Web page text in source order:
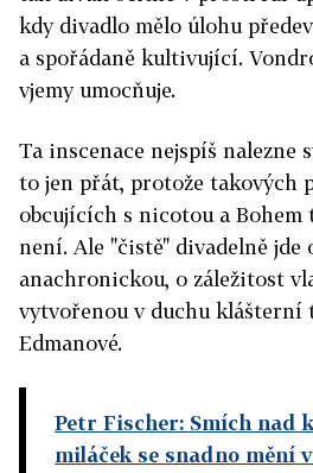
kdy divadlo mělo úlohu
a spořádaně kultivující.
vjemy umocňuje.
Ta inscenace nejspíš nalezne
to jen přát, protože takových
obcujících s nicotou a
není. Ale "čistě" divadelně jde
anachronickou, o záležitost
vytvořenou v duchu klášterní
Edmanové.
Petr Fischer: Smích nad
miláček se snadno mění